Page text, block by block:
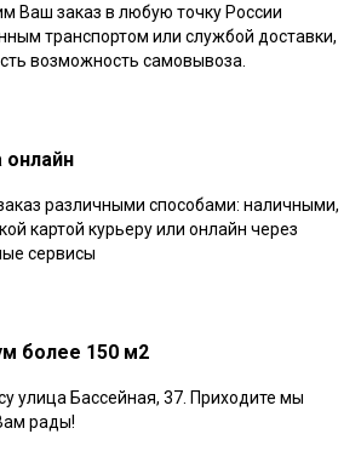
Ваш заказ в любую точку России
транспортом или службой доставки,
возможность самовывоза.
онлайн
различными способами: наличными,
картой курьеру или онлайн через
сервисы
более 150 м2
улица Бассейная, 37. Приходите мы
рады!